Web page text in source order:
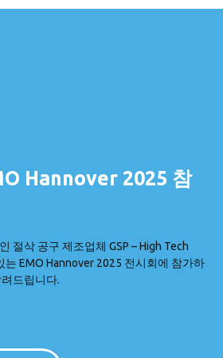
Hannover 2025 참
절삭 공구 제조업체 GSP – High Tech
는 EMO Hannover 2025 전시회에 참가하
드립니다.